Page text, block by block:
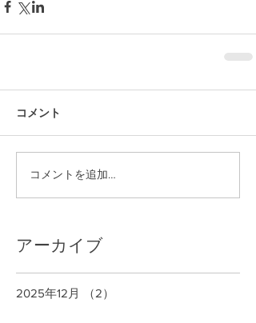
コメント
コメントを追加…
アーカイブ
2025年12月 （2）